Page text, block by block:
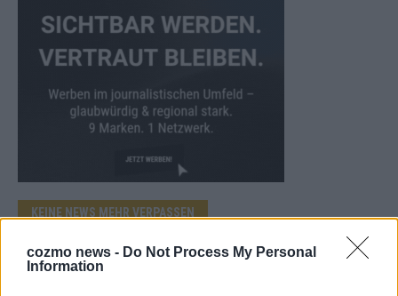
cozmo news - Do Not Process My Personal
Information
KEINE NEWS MEHR VERPASSEN